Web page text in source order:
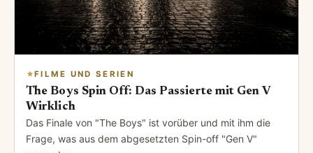
FILME UND SERIEN
The Boys Spin Off: Das Passierte mit Gen V
Wirklich
Das Finale von "The Boys" ist vorüber und mit ihm die
Frage, was aus dem abgesetzten Spin-off "Gen V"